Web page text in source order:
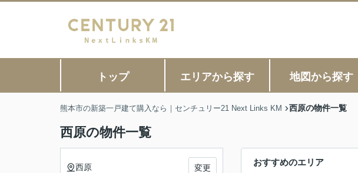
トップ エリアから探す 地図から探す
熊本市の新築一戸建て購入なら｜センチュリー21 Next Links KM 西原の物件一覧
西原の物件一覧
おすすめのエリア
西原 変更